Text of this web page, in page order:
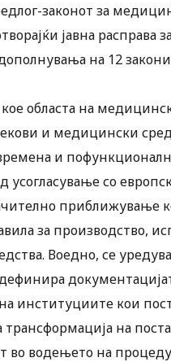
законот за
јавна расправа
на 12
областа на
и медицински
и
усогласување со
приближување
за производство,
Воедно, се
институциите кои
на
во водењето на